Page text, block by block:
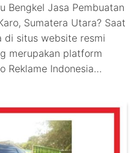
Bengkel Jasa Pembuatan
Sumatera Utara? Saat
di situs website resmi
merupakan platform
Reklame Indonesia…